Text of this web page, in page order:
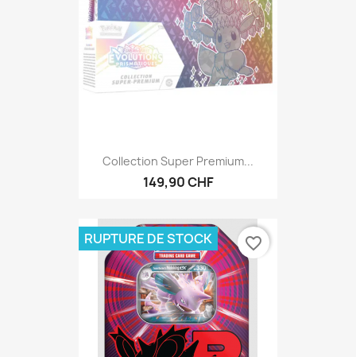
Collection Super Premium...
149,90 CHF
RUPTURE DE STOCK favorite_border